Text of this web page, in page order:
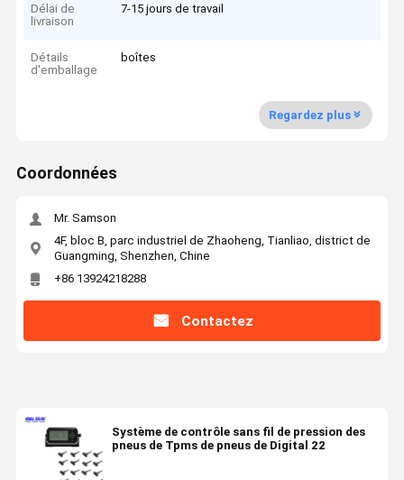
Délai de
livraison
7-15 jours de travail
Détails
d'emballage
boîtes
Regardez plus
Coordonnées
Mr. Samson
4F, bloc B, parc industriel de Zhaoheng, Tianliao, district de
Guangming, Shenzhen, Chine
+86 13924218288
Contactez
Système de contrôle sans fil de pression des
pneus de Tpms de pneus de Digital 22